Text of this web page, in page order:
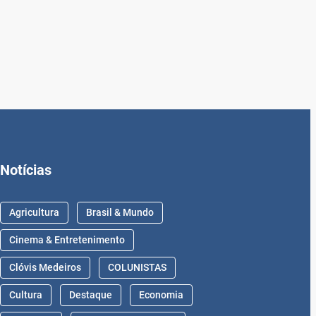
Notícias
Agricultura Brasil & Mundo
Cinema & Entretenimento
Clóvis Medeiros COLUNISTAS
Cultura Destaque Economia